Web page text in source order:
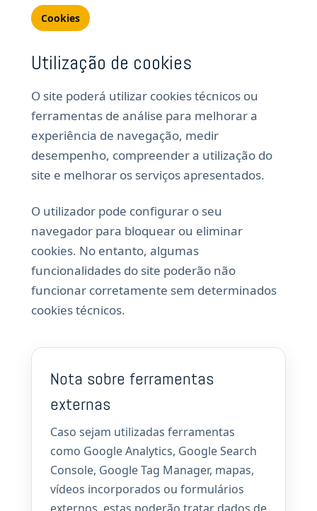
Cookies
Utilização de cookies
O site poderá utilizar cookies técnicos ou
ferramentas de análise para melhorar a
experiência de navegação, medir
desempenho, compreender a utilização do
site e melhorar os serviços apresentados.
O utilizador pode configurar o seu
navegador para bloquear ou eliminar
cookies. No entanto, algumas
funcionalidades do site poderão não
funcionar corretamente sem determinados
cookies técnicos.
Nota sobre ferramentas
externas
Caso sejam utilizadas ferramentas
como Google Analytics, Google Search
Console, Google Tag Manager, mapas,
vídeos incorporados ou formulários